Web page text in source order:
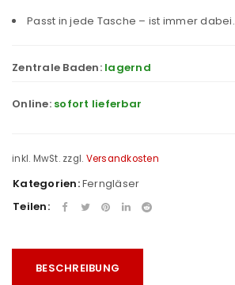
Passt in jede Tasche – ist immer dabei.
Zentrale Baden: lagernd
Online: sofort lieferbar
inkl. MwSt. zzgl. Versandkosten
Kategorien:Ferngläser
Teilen:
BESCHREIBUNG